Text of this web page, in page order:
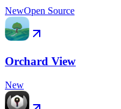
NewOpen Source
Orchard View
New